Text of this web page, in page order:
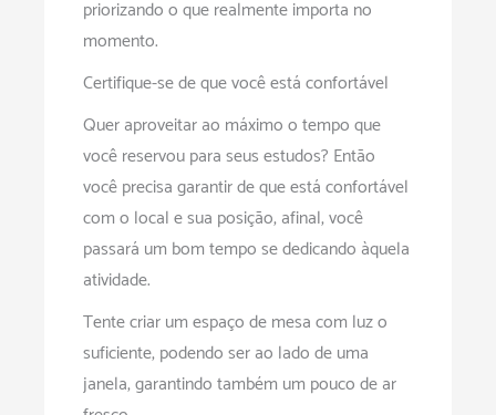
priorizando o que realmente importa no
momento.
Certifique-se de que você está confortável
Quer aproveitar ao máximo o tempo que
você reservou para seus estudos? Então
você precisa garantir de que está confortável
com o local e sua posição, afinal, você
passará um bom tempo se dedicando àquela
atividade.
Tente criar um espaço de mesa com luz o
suficiente, podendo ser ao lado de uma
janela, garantindo também um pouco de ar